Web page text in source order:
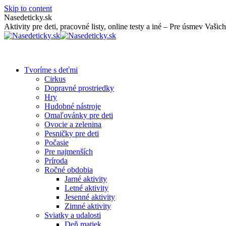
Skip to content
Nasedeticky.sk
Aktivity pre deti, pracovné listy, online testy a iné – Pre úsmev
Tvoríme s deťmi
Cirkus
Dopravné prostriedky
Hry
Hudobné nástroje
Omaľovánky pre deti
Ovocie a zelenina
Pesničky pre deti
Počasie
Pre najmenších
Príroda
Ročné obdobia
Jarné aktivity
Letné aktivity
Jesenné aktivity
Zimné aktivity
Sviatky a udalosti
Deň matiek